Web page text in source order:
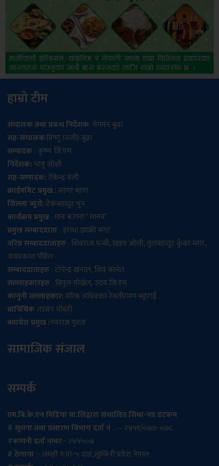
हाम्रो टीम
संचालक तथा प्रबन्ध निर्देशक: मेगमन बुढा
सह-संचालक:विष्णु (वली) बुढा
सम्पादक: कृष्ण जि.एम
निर्देशक:भानु जोशी
सह-सम्पादक:टेकेन्द्र वली
क्राईमबिट प्रमुख: सागर थापा
जिल्ला ब्युरो: टेकबहादुर पुन
कार्यक्रम प्रमुख: मान ब.राना ‘ मानव’
प्रमुख सम्बाददाता: इराधा झाक्री मगर
वरिष्ठ सम्बाददाताहरु: शिवराज पन्थी, खडग ओली, तुलबहादुर कुँवर मगर,
जयप्रकाश पौडेल
सम्बाददाताहरु: टोपेन्द्र खनाल, शिव बस्नेत
सल्लाहकारहरु: बिपुल पोख्रेल, उदय जि.एम
कानुनी सल्लाहकार: वरिष्ठ अधिवक्ता रेवतीरमण भट्टराई
प्राविधिक :राजन चौधरी
क्यामेरा प्रमुख :नवराज गुरुङ
सामाजिक संजाल
सम्पर्क
एम.बि.के.एन मिडिया प्रा.लिद्वारा संचालित सिधा-पत्र डटकम
# सूचना तथा प्रसारण विभाग दर्ता नं . :– २४५९/०७७-०७८
#कम्पनी दर्ता नम्बर:- २४५५०७
# ठेगाना:- लमही न.पा-५ दाङ,लुम्बिनी प्रदेश नेपाल